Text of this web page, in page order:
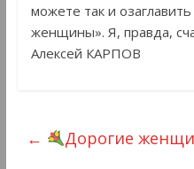
можете так и
женщины». Я, правда,
Алексей КАРПОВ
←
Дорогие